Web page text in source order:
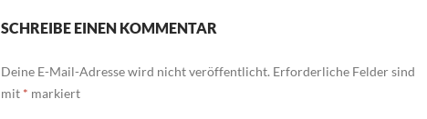
SCHREIBE EINEN KOMMENTAR
Deine E-Mail-Adresse wird nicht veröffentlicht. Erforderliche Felder sind
mit * markiert